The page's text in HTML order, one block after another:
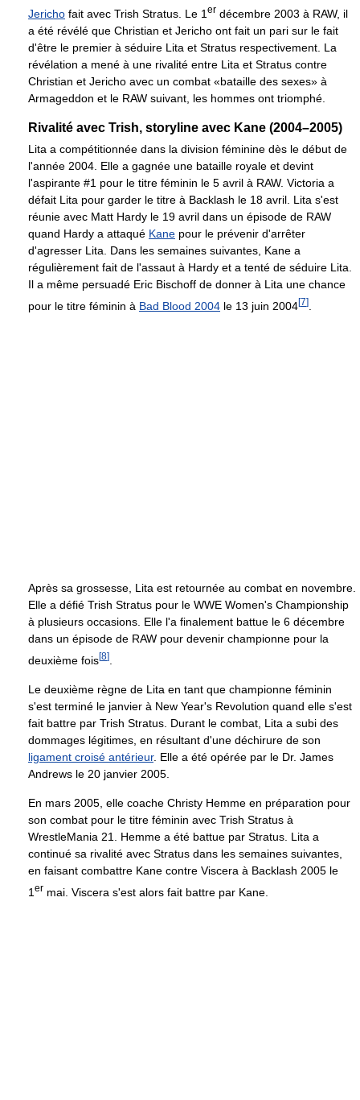
Jericho fait avec Trish Stratus. Le 1 er décembre 2003 à RAW, il
a été révélé que Christian et Jericho ont fait un pari sur le fait
d'être le premier à séduire Lita et Stratus respectivement. La
révélation a mené à une rivalité entre Lita et Stratus contre
Christian et Jericho avec un combat «bataille des sexes» à
Armageddon et le RAW suivant, les hommes ont triomphé.
Rivalité avec Trish, storyline avec Kane (2004–2005)
Lita a compétitionnée dans la division féminine dès le début de
l'année 2004. Elle a gagnée une bataille royale et devint
l'aspirante #1 pour le titre féminin le 5 avril à RAW. Victoria a
défait Lita pour garder le titre à Backlash le 18 avril. Lita s'est
réunie avec Matt Hardy le 19 avril dans un épisode de RAW
quand Hardy a attaqué Kane pour le prévenir d'arrêter
d'agresser Lita. Dans les semaines suivantes, Kane a
régulièrement fait de l'assaut à Hardy et a tenté de séduire Lita.
Il a même persuadé Eric Bischoff de donner à Lita une chance
pour le titre féminin à Bad Blood 2004 le 13 juin 2004[7]
Après sa grossesse, Lita est retournée au combat en novembre.
Elle a défié Trish Stratus pour le WWE Women's Championship
à plusieurs occasions. Elle l'a finalement battue le 6 décembre
dans un épisode de RAW pour devenir championne pour la
deuxième fois[8]
Le deuxième règne de Lita en tant que championne féminin
s'est terminé le janvier à New Year's Revolution quand elle s'est
fait battre par Trish Stratus. Durant le combat, Lita a subi des
dommages légitimes, en résultant d'une déchirure de son
ligament croisé antérieur. Elle a été opérée par le Dr. James
Andrews le 20 janvier 2005.
En mars 2005, elle coache Christy Hemme en préparation pour
son combat pour le titre féminin avec Trish Stratus à
WrestleMania 21. Hemme a été battue par Stratus. Lita a
continué sa rivalité avec Stratus dans les semaines suivantes,
en faisant combattre Kane contre Viscera à Backlash 2005 le
1 er mai. Viscera s'est alors fait battre par Kane.